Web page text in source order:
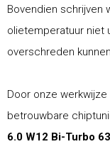
Bovendien schrijven
olietemperatuur niet
overschreden
Door onze
betrouwbare
6.0 W12 Bi-Turbo